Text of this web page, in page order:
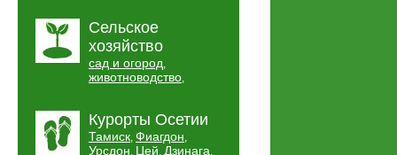
Сельское
хозяйство
сад и огород,
животноводство,
Курорты Осетии
Тамиск, Фиагдон,
Урсдон, Цей, Дзинага,